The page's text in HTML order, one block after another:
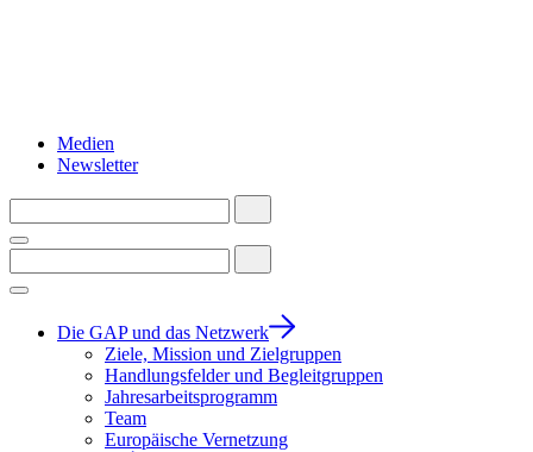
Medien
Newsletter
Die GAP und das Netzwerk
Ziele, Mission und Zielgruppen
Handlungsfelder und Begleitgruppen
Jahresarbeitsprogramm
Team
Europäische Vernetzung